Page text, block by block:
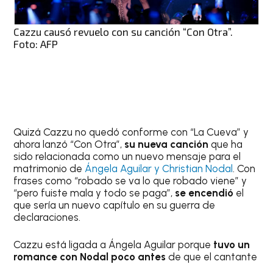
Cazzu causó revuelo con su canción “Con Otra”.
Foto: AFP
Quizá Cazzu no quedó conforme con “La Cueva” y
ahora lanzó “Con Otra”, su nueva canción que ha
sido relacionada como un nuevo mensaje para el
matrimonio de Ángela Aguilar y Christian Nodal. Con
frases como “robado se va lo que robado viene” y
“pero fuiste mala y todo se paga”, se encendió el
que sería un nuevo capítulo en su guerra de
declaraciones.
Cazzu está ligada a Ángela Aguilar porque tuvo un
romance con Nodal poco antes de que el cantante